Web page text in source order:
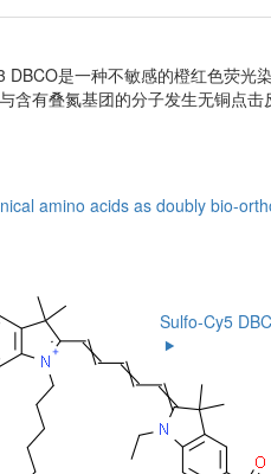
DBCO是一种不敏感的橙红色荧光
含有叠氮基团的分子发生无铜点
amino acids as doubly bio-
Sulfo-Cy5